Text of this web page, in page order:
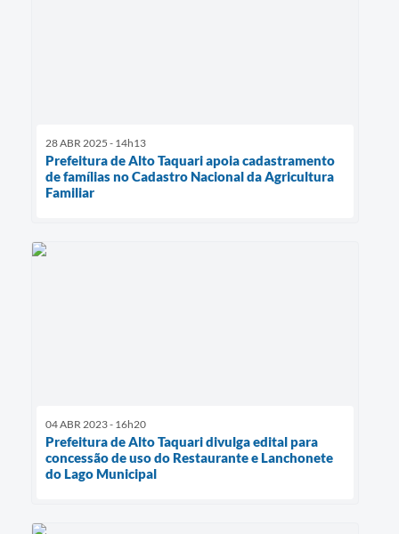
28 ABR 2025 - 14h13
Prefeitura de Alto Taquari apoia cadastramento
de famílias no Cadastro Nacional da Agricultura
Familiar
04 ABR 2023 - 16h20
Prefeitura de Alto Taquari divulga edital para
concessão de uso do Restaurante e Lanchonete
do Lago Municipal